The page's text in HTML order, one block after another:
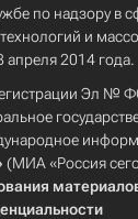
по надзору в
и
2014 года.
Эл №
(МИА «Россия